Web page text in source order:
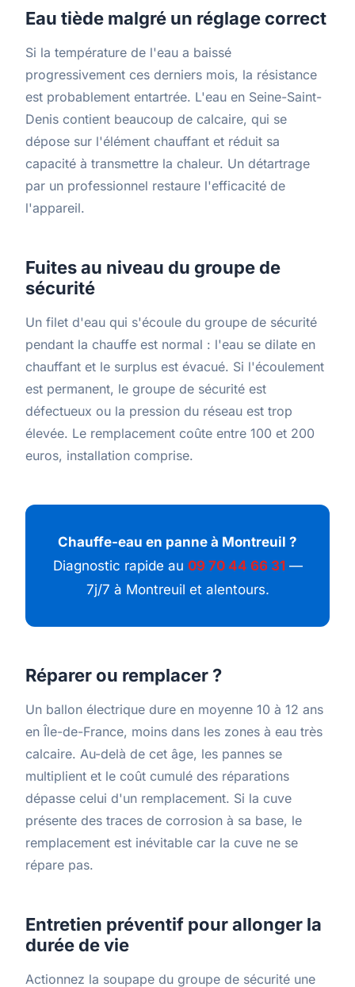
Eau tiède malgré un réglage correct
Si la température de l'eau a baissé
progressivement ces derniers mois, la résistance
est probablement entartrée. L'eau en Seine-Saint-
Denis contient beaucoup de calcaire, qui se
dépose sur l'élément chauffant et réduit sa
capacité à transmettre la chaleur. Un détartrage
par un professionnel restaure l'efficacité de
l'appareil.
Fuites au niveau du groupe de
sécurité
Un filet d'eau qui s'écoule du groupe de sécurité
pendant la chauffe est normal : l'eau se dilate en
chauffant et le surplus est évacué. Si l'écoulement
est permanent, le groupe de sécurité est
défectueux ou la pression du réseau est trop
élevée. Le remplacement coûte entre 100 et 200
euros, installation comprise.
Chauffe-eau en panne à Montreuil ?
Diagnostic rapide au 09 70 44 66 31—
7j/7 à Montreuil et alentours.
Réparer ou remplacer ?
Un ballon électrique dure en moyenne 10 à 12 ans
en Île-de-France, moins dans les zones à eau très
calcaire. Au-delà de cet âge, les pannes se
multiplient et le coût cumulé des réparations
dépasse celui d'un remplacement. Si la cuve
présente des traces de corrosion à sa base, le
remplacement est inévitable car la cuve ne se
répare pas.
Entretien préventif pour allonger la
durée de vie
Actionnez la soupape du groupe de sécurité une